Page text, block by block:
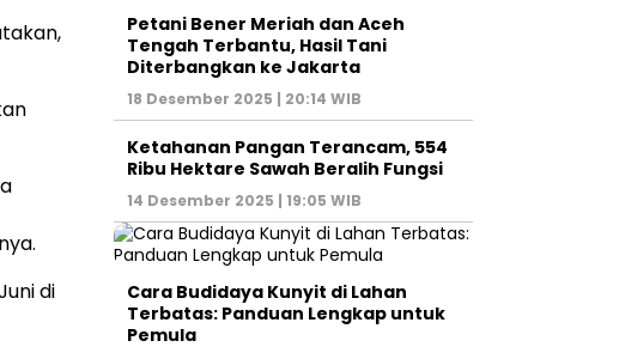
di
Petani Bener Meriah dan Aceh
Tengah Terbantu, Hasil Tani
Diterbangkan ke Jakarta
18 Desember 2025 | 20:14 WIB
Ketahanan Pangan Terancam, 554
Ribu Hektare Sawah Beralih Fungsi
14 Desember 2025 | 19:05 WIB
Cara Budidaya Kunyit di Lahan
Terbatas: Panduan Lengkap untuk
Pemula